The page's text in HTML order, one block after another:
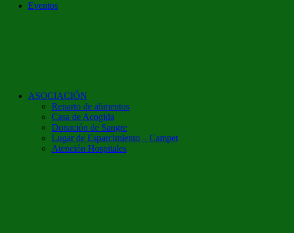
Eventos
ASOCIACIÓN
Reparto de alimentos
Casa de Acogida
Donación de Sangre
Lugar de Esparcimiento – Campet
Atención Hospitales